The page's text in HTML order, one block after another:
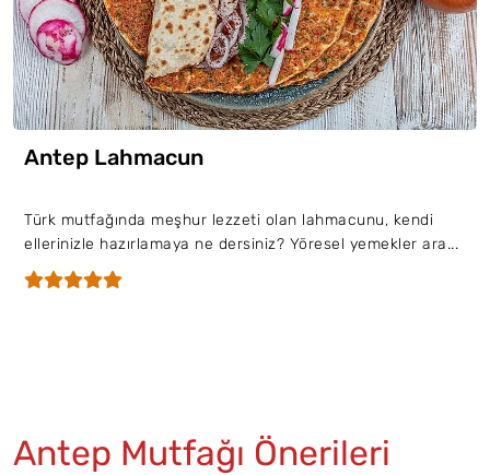
Antep Lahmacun
Türk mutfağında meşhur lezzeti olan lahmacunu, kendi
ellerinizle hazırlamaya ne dersiniz? Yöresel yemekler ara...
Antep Mutfağı Önerileri